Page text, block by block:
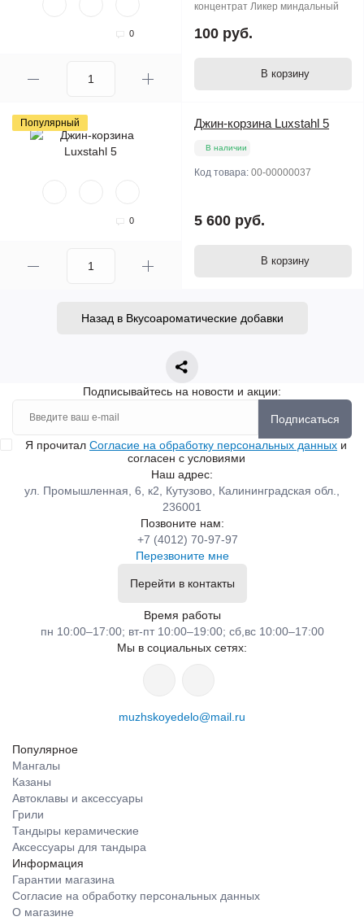
0
концентрат Ликер миндальный
100 руб.
В корзину
Популярный
0
Джин-корзина Luxstahl 5
В наличии
Код товара: 00-00000037
5 600 руб.
В корзину
Назад в Вкусоароматические добавки
Подписывайтесь на новости и акции:
Подписаться
Я прочитал Согласие на обработку персональных данных и
согласен с условиями
Наш адрес:
ул. Промышленная, 6, к2, Кутузово, Калининградская обл.,
236001
Позвоните нам:
+7 (4012) 70-97-97
Перезвоните мне
Перейти в контакты
Время работы
пн 10:00–17:00; вт-пт 10:00–19:00; сб,вс 10:00–17:00
Мы в социальных сетях:
muzhskoyedelo@mail.ru
Популярное
Мангалы
Казаны
Автоклавы и аксессуары
Грили
Тандыры керамические
Аксессуары для тандыра
Информация
Гарантии магазина
Согласие на обработку персональных данных
О магазине